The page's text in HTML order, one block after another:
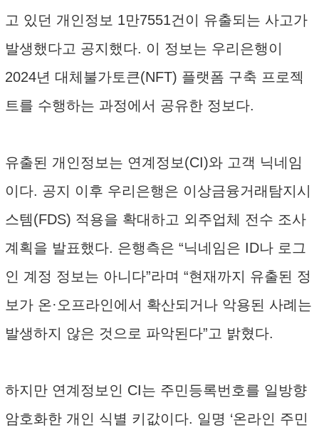
고 있던 개인정보 1만7551건이 유출되는 사고가
발생했다고 공지했다. 이 정보는 우리은행이
2024년 대체불가토큰(NFT) 플랫폼 구축 프로젝
트를 수행하는 과정에서 공유한 정보다.
유출된 개인정보는 연계정보(CI)와 고객 닉네임
이다. 공지 이후 우리은행은 이상금융거래탐지시
스템(FDS) 적용을 확대하고 외주업체 전수 조사
계획을 발표했다. 은행측은 “닉네임은 ID나 로그
인 계정 정보는 아니다”라며 “현재까지 유출된 정
보가 온·오프라인에서 확산되거나 악용된 사례는
발생하지 않은 것으로 파악된다”고 밝혔다.
하지만 연계정보인 CI는 주민등록번호를 일방향
암호화한 개인 식별 키값이다. 일명 ‘온라인 주민